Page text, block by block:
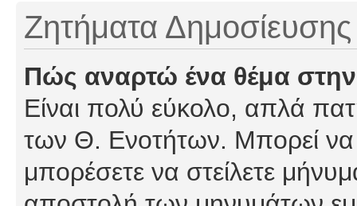
Ζητήματα Δημοσίευσης
Πώς αναρτώ ένα θέμα
Είναι πολύ εύκολο, απλά
των Θ. Ενοτήτων. Μπορεί να
μπορέσετε να στείλετε